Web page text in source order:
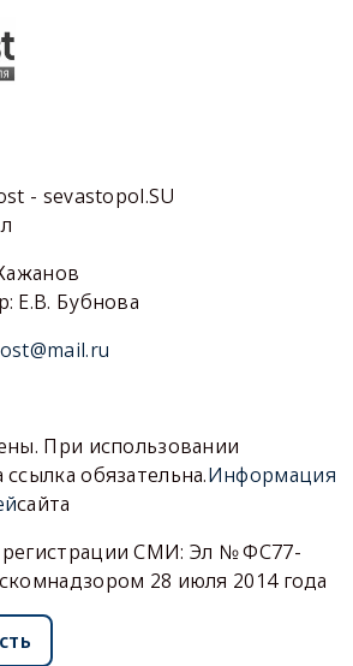
- sevastopol.SU
Е.В. Бубнова
При использовании
обязательна.Информация
сайта
СМИ: Эл № ФС77-
28 июля 2014 года